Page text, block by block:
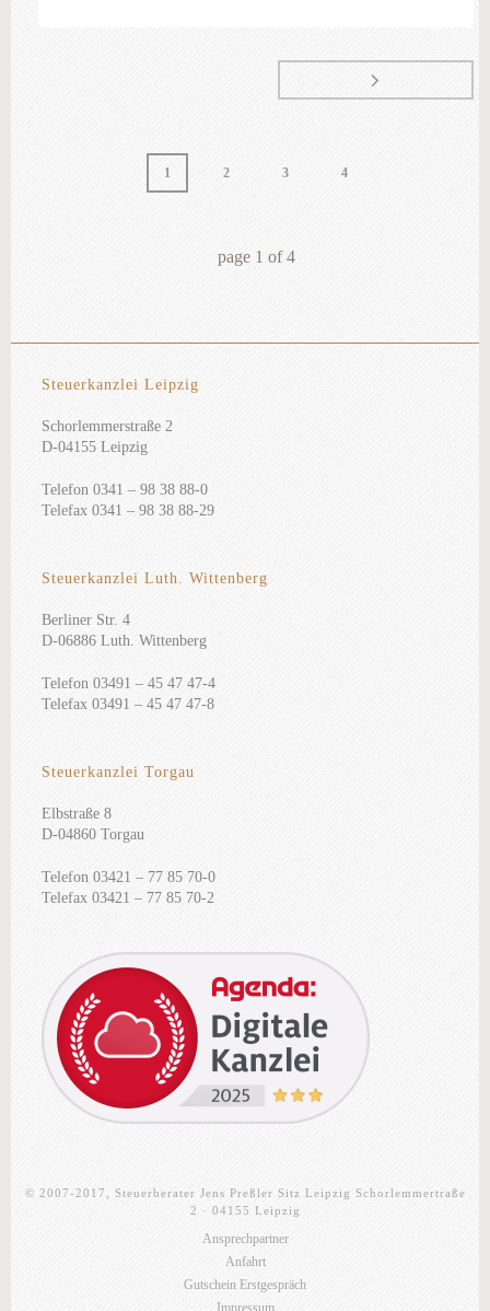
1 2 3 4
page 1 of4
Steuerkanzlei Leipzig
Schorlemmerstraße 2
D-04155 Leipzig
Telefon 0341 – 98 38 88-0
Telefax 0341 – 98 38 88-29
Steuerkanzlei Luth. Wittenberg
Berliner Str. 4
D-06886 Luth. Wittenberg
Telefon 03491 – 45 47 47-4
Telefax 03491 – 45 47 47-8
Steuerkanzlei Torgau
Elbstraße 8
D-04860 Torgau
Telefon 03421 – 77 85 70-0
Telefax 03421 – 77 85 70-2
© 2007-2017, Steuerberater Jens Preßler Sitz Leipzig Schorlemmertraße
2 · 04155 Leipzig
Ansprechpartner
Anfahrt
Gutschein Erstgespräch
Impressum